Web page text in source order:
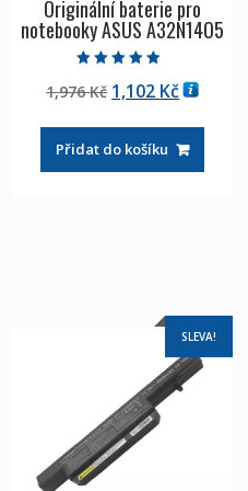
Originální baterie pro
notebooky ASUS A32N14O5
4.50
z 5
1,976Kč Původní
byla:
1,976 Kč
1,102 Kč
je:
1,102 Kč
Přidat do košíku
SLEVA!